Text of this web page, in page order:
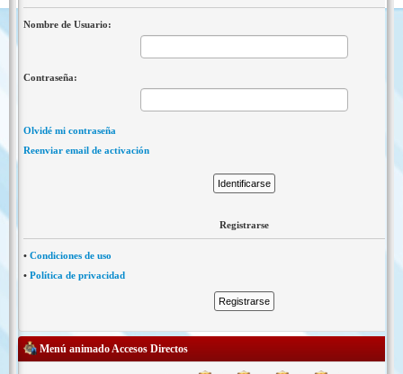
Nombre de Usuario:
Contraseña:
Olvidé mi contraseña
Reenviar email de activación
Registrarse
• Condiciones de uso
• Política de privacidad
Menú animado Accesos Directos